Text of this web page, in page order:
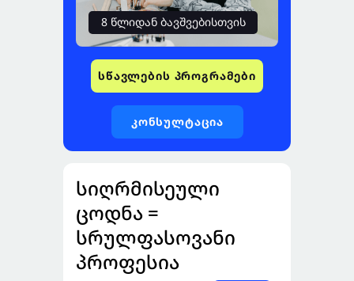
8 წლიდან ბავშვებისთვის
სწავლების პროგრამები
კონსულტაცია
სიღრმისეული
ცოდნა =
სრულფასოვანი
პროფესია